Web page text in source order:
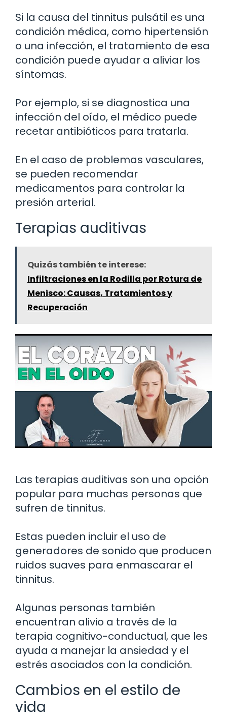
Si la causa del tinnitus pulsátil es una
condición médica, como hipertensión
o una infección, el tratamiento de esa
condición puede ayudar a aliviar los
síntomas.
Por ejemplo, si se diagnostica una
infección del oído, el médico puede
recetar antibióticos para tratarla.
En el caso de problemas vasculares,
se pueden recomendar
medicamentos para controlar la
presión arterial.
Terapias auditivas
Quizás también te interese:
Infiltraciones en la Rodilla por Rotura de
Menisco: Causas, Tratamientos y
Recuperación
Las terapias auditivas son una opción
popular para muchas personas que
sufren de tinnitus.
Estas pueden incluir el uso de
generadores de sonido que producen
ruidos suaves para enmascarar el
tinnitus.
Algunas personas también
encuentran alivio a través de la
terapia cognitivo-conductual, que les
ayuda a manejar la ansiedad y el
estrés asociados con la condición.
Cambios en el estilo de
vida